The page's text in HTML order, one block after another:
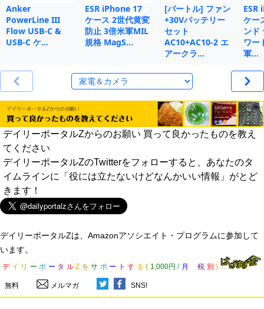
Anker
PowerLine III
Flow USB-C &
USB-C ケ…
ESR iPhone 17
ケース 2世代黄変
防止 3倍米軍MIL
規格 MagS…
[バートル] ファン
+30Vバッテリー
セット
AC10+AC10-2 エ
アークラ…
ESR
ケー
ンド
ワー
軍…
デイリーポータルZからのお願い 買って良かったものを教え
てください
デイリーポータルZのTwitterをフォローすると、あなたのタ
イムラインに「役には立たないけどなんかいい情報」がとど
きます！
デイリーポータルZは、Amazonアソシエイト・プログラムに参加して
います。
デ イ リ ー ポ ー タ ル Z を サ ポ ー ト す る ( 1,000円 / 月 税 別 )
無料 メルマガ SNS!